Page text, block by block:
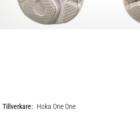
Tillverkare: Hoka One One